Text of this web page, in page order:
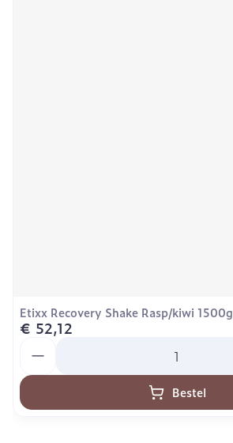
Etixx Recovery Shake Rasp/kiwi 1500g
€ 52,12
Bestel